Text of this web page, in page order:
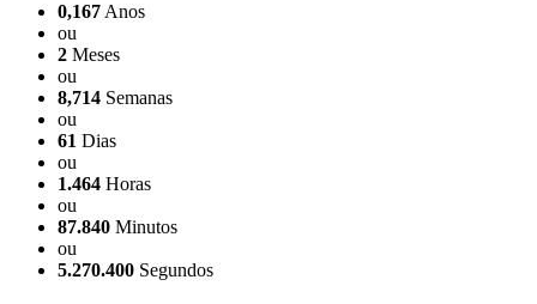
0,167 Anos
ou
2 Meses
ou
8,714 Semanas
ou
61 Dias
ou
1.464 Horas
ou
87.840 Minutos
ou
5.270.400 Segundos